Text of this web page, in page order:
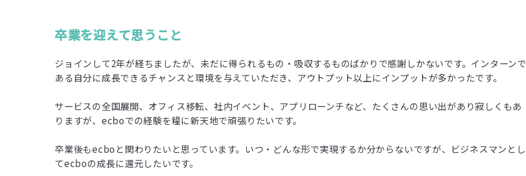
卒業を迎えて思うこと
ジョインして2年が経ちましたが、未だに得られるもの・吸収するものばかりで感謝しかないです。インターンで
ある自分に成長できるチャンスと環境を与えていただき、アウトプット以上にインプットが多かったです。
サービスの全国展開、オフィス移転、社内イベント、アプリローンチなど、たくさんの思い出があり寂しくもあ
りますが、ecboでの経験を糧に新天地で頑張りたいです。
卒業後もecboと関わりたいと思っています。いつ・どんな形で実現するか分からないですが、ビジネスマンとし
てecboの成長に還元したいです。